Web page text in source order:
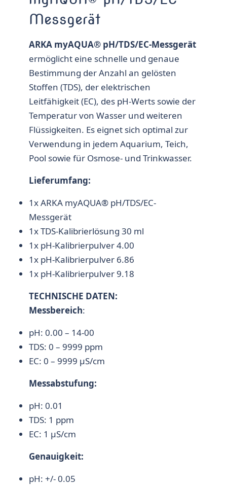
Messgerät
ARKA myAQUA® pH/TDS/EC-Mess­gerät
ermög­licht eine schnelle und genaue
Bestimmung der Anzahl an gelösten
Stoffen (TDS), der elektrischen
Leitfähigkeit (EC), des pH-Werts sowie der
Temperatur von Wasser und weiteren
Flüssigkeiten. Es eignet sich optimal zur
Verwendung in jedem Aquarium, Teich,
Pool sowie für Osmose- und Trinkwasser.
Lieferumfang:
1x ARKA myAQUA® pH/TDS/EC-
Messgerät
1x TDS-Kalibrierlösung 30 ml
1x pH-Kalibrierpulver 4.00
1x pH-Kalibrierpulver 6.86
1x pH-Kalibrierpulver 9.18
TECHNISCHE DATEN:
Messbereich:
pH: 0.00 – 14-00
TDS: 0 – 9999 ppm
EC: 0 – 9999 µS/cm
Messabstufung:
pH: 0.01
TDS: 1 ppm
EC: 1 µS/cm
Genauigkeit:
pH: +/- 0.05